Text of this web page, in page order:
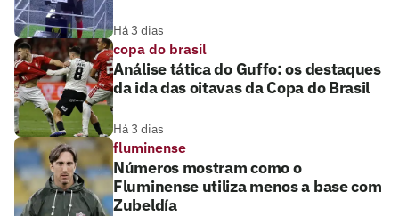
Há 3 dias
copa do brasil
Análise tática do Guffo: os destaques
da ida das oitavas da Copa do Brasil
Há 3 dias
fluminense
Números mostram como o
Fluminense utiliza menos a base com
Zubeldía